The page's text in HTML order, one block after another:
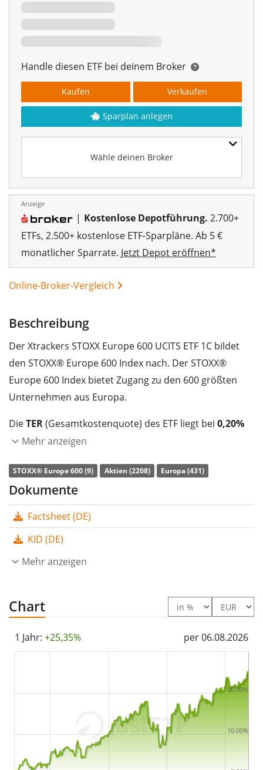
Handle diesen ETF bei deinem Broker
Wähle deinen Broker
Kaufen Verkaufen
Sparplan anlegen
Anzeige
| Kostenlose Depotführung. 2.700+
ETFs, 2.500+ kostenlose ETF-Sparpläne. Ab 5 €
monatlicher Sparrate. Jetzt Depot eröffnen*
Online-Broker-Vergleich
Beschreibung
Der Xtrackers STOXX Europe 600 UCITS ETF 1C bildet
den STOXX® Europe 600 Index nach. Der STOXX®
Europe 600 Index bietet Zugang zu den 600 größten
Unternehmen aus Europa.
DieTER(Gesamtkostenquote) des ETF liegt bei 0,20%
p.a.. Der ETF bildet die Wertentwicklung des Index
Indexbestandteile) nach. Die Dividendenerträge im ETF
werdenthesauriert
Der Xtrackers STOXX Europe 600 UCITS ETF 1C ist ein
sehr großer ETF mit
aufgelegt.
Mehr anzeigen
STOXX® Europe 600 (9) Aktien (2208) Europa (431)
Dokumente
Factsheet (DE)
KID (DE)
Mehr anzeigen
Chart
1 Jahr: +25,35% per 06.08.2026
10.00%
20.00%